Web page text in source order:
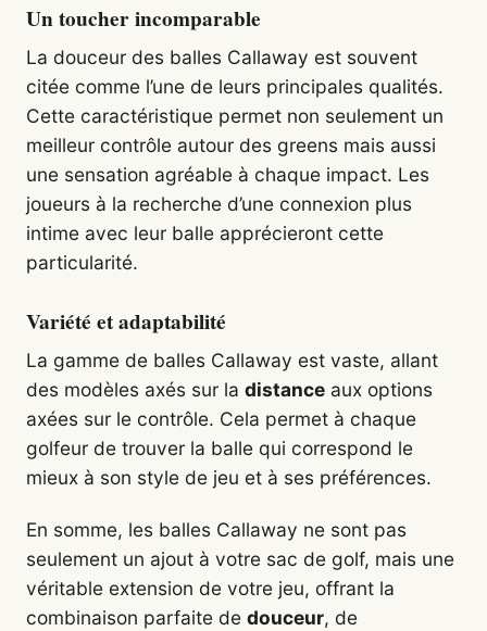
Un toucher incomparable
La douceur des balles Callaway est souvent
citée comme l’une de leurs principales qualités.
Cette caractéristique permet non seulement un
meilleur contrôle autour des greens mais aussi
une sensation agréable à chaque impact. Les
joueurs à la recherche d’une connexion plus
intime avec leur balle apprécieront cette
particularité.
Variété et adaptabilité
La gamme de balles Callaway est vaste, allant
des modèles axés sur la distance aux options
axées sur le contrôle. Cela permet à chaque
golfeur de trouver la balle qui correspond le
mieux à son style de jeu et à ses préférences.
En somme, les balles Callaway ne sont pas
seulement un ajout à votre sac de golf, mais une
véritable extension de votre jeu, offrant la
combinaison parfaite de douceur, de